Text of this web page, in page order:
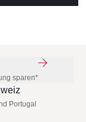
sparen*
Portugal